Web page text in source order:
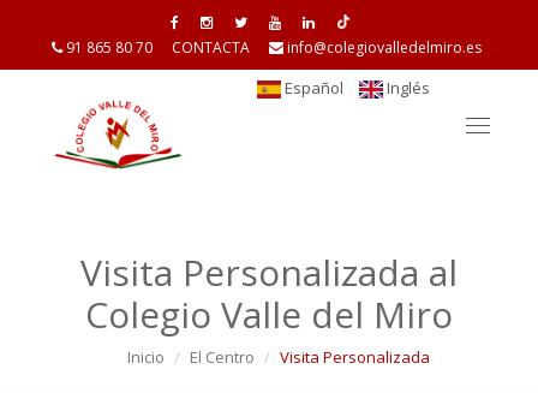
91 865 80 70 CONTACTA info@colegiovalledelmiro.es
Toggle
Español Inglés
Visita Personalizada al
Colegio Valle del Miro
Inicio El Centro Visita Personalizada